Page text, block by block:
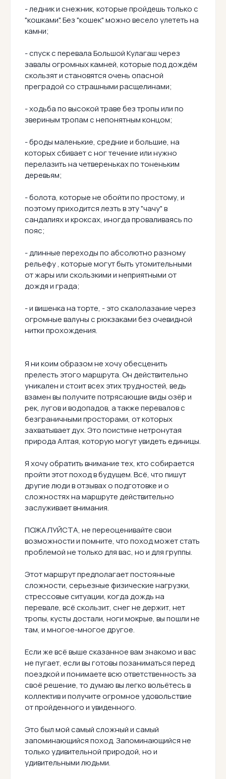
- ледник и снежник, которые пройдешь только с
"кошками". Без "кошек" можно весело улететь на
камни;
- спуск с перевала Большой Кулагаш через
завалы огромных камней, которые под дождём
скользят и становятся очень опасной
преградой со страшными расщелинами;
- ходьба по высокой траве без тропы или по
звериным тропам с непонятным концом;
- броды маленькие, средние и большие, на
которых сбивает с ног течение или нужно
перелазить на четвереньках по тоненьким
деревьям;
- болота, которые не обойти по простому, и
поэтому приходится лезть в эту "чачу" в
сандалиях и кроксах, иногда проваливаясь по
пояс;
- длинные переходы по абсолютно разному
рельефу , которые могут быть утомительными
от жары или скользкими и неприятными от
дождя и града;
- и вишенка на торте, - это скалолазание через
огромные валуны с рюкзаками без очевидной
нитки прохождения.
Я ни коим образом не хочу обесценить
прелесть этого маршрута. Он действительно
уникален и стоит всех этих трудностей, ведь
взамен вы получите потрясающие виды озёр и
рек, лугов и водопадов, а также перевалов с
безграничными просторами, от которых
захватывает дух. Это поистине нетронутая
природа Алтая, которую могут увидеть единицы.
Я хочу обратить внимание тех, кто собирается
пройти этот поход в будущем. Всё, что пишут
другие люди в отзывах о подготовке и о
сложностях на маршруте действительно
заслуживает внимания.
ПОЖАЛУЙСТА, не переоценивайте свои
возможности и помните, что поход может стать
проблемой не только для вас, но и для группы.
Этот маршрут предполагает постоянные
сложности, серьезные физические нагрузки,
стрессовые ситуации, когда дождь на
перевале, всё скользит, снег не держит, нет
тропы, кусты достали, ноги мокрые, вы пошли не
там, и многое-многое другое.
Если же всё выше сказанное вам знакомо и вас
не пугает, если вы готовы позаниматься перед
поездкой и понимаете всю ответственность за
своё решение, то думаю вы легко вольётесь в
коллектив и получите огромное удовольствие
от пройденного и увиденного.
Это был мой самый сложный и самый
запоминающийся поход. Запоминающийся не
только удивительной природой, но и
удивительными людьми.